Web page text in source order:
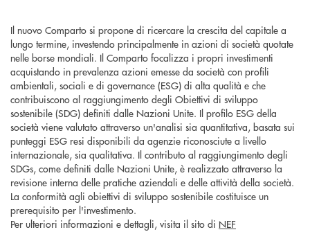
Il nuovo Comparto si propone di ricercare la crescita del capitale a
lungo termine, investendo principalmente in azioni di società quotate
nelle borse mondiali. Il Comparto focalizza i propri investimenti
acquistando in prevalenza azioni emesse da società con profili
ambientali, sociali e di governance (ESG) di alta qualità e che
contribuiscono al raggiungimento degli Obiettivi di sviluppo
sostenibile (SDG) definiti dalle Nazioni Unite. Il profilo ESG della
società viene valutato attraverso un'analisi sia quantitativa, basata sui
punteggi ESG resi disponibili da agenzie riconosciute a livello
internazionale, sia qualitativa. Il contributo al raggiungimento degli
SDGs, come definiti dalle Nazioni Unite, è realizzato attraverso la
revisione interna delle pratiche aziendali e delle attività della società.
La conformità agli obiettivi di sviluppo sostenibile costituisce un
prerequisito per l'investimento.
Per ulteriori informazioni e dettagli, visita il sito di NEF